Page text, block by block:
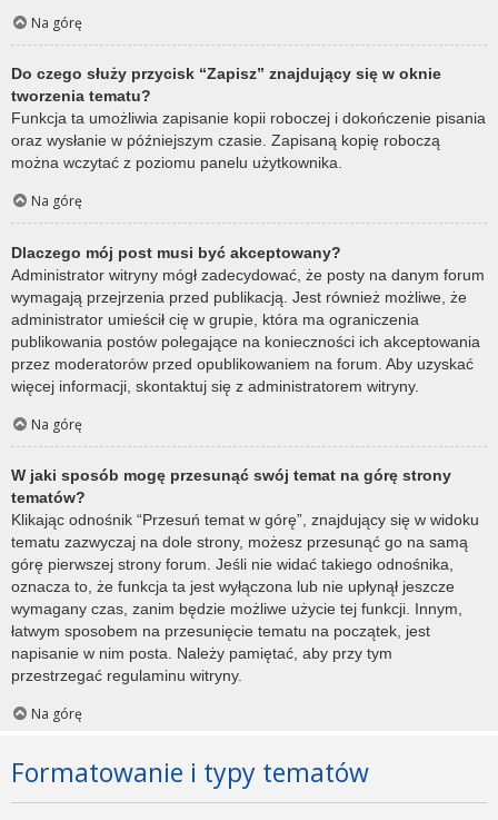
Na górę
Do czego służy przycisk “Zapisz” znajdujący się w oknie
tworzenia tematu?
Funkcja ta umożliwia zapisanie kopii roboczej i dokończenie pisania
oraz wysłanie w późniejszym czasie. Zapisaną kopię roboczą
można wczytać z poziomu panelu użytkownika.
Na górę
Dlaczego mój post musi być akceptowany?
Administrator witryny mógł zadecydować, że posty na danym forum
wymagają przejrzenia przed publikacją. Jest również możliwe, że
administrator umieścił cię w grupie, która ma ograniczenia
publikowania postów polegające na konieczności ich akceptowania
przez moderatorów przed opublikowaniem na forum. Aby uzyskać
więcej informacji, skontaktuj się z administratorem witryny.
Na górę
W jaki sposób mogę przesunąć swój temat na górę strony
tematów?
Klikając odnośnik “Przesuń temat w górę”, znajdujący się w widoku
tematu zazwyczaj na dole strony, możesz przesunąć go na samą
górę pierwszej strony forum. Jeśli nie widać takiego odnośnika,
oznacza to, że funkcja ta jest wyłączona lub nie upłynął jeszcze
wymagany czas, zanim będzie możliwe użycie tej funkcji. Innym,
łatwym sposobem na przesunięcie tematu na początek, jest
napisanie w nim posta. Należy pamiętać, aby przy tym
przestrzegać regulaminu witryny.
Na górę
Formatowanie i typy tematów